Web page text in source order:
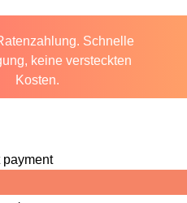
Schnelle
keine versteckten
Kosten.
payment